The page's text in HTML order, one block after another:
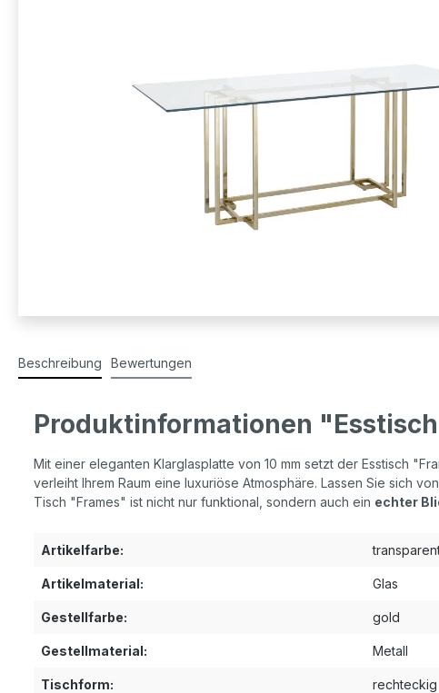
Beschreibung Bewertungen
Produktinformationen
Mit einer eleganten Klarglasplatte von 10 mm setzt der Esstisch
verleiht Ihrem Raum eine luxuriöse Atmosphäre. Lassen Sie sich
Tisch "Frames" ist nicht nur funktional, sondern auch ein echter
Artikelfarbe:
Artikelmaterial: Glas
Gestellfarbe: gold
Gestellmaterial: Metall
Tischform: rechteckig